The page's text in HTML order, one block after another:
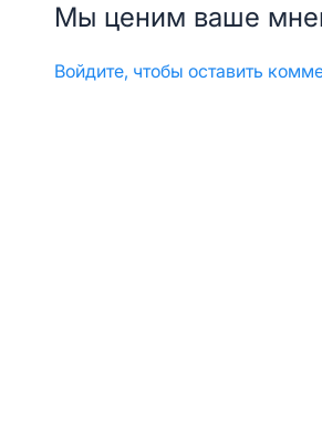
Мы ценим ваше
Войдите, чтобы оставить